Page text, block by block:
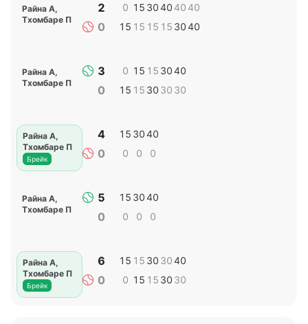
Райна А,
Тхомбаре П
2
0
0
15
15
15
30
15
40
15
40
30
40
40
Райна А,
Тхомбаре П
3
0
0
15
15
15
15
30
30
30
40
30
Райна А,
Тхомбаре П
Брейк
4
0
15
0
30
0
40
0
Райна А,
Тхомбаре П
5
0
15
0
30
0
40
0
Райна А,
Тхомбаре П
Брейк
6
0
15
0
15
15
30
15
30
30
40
30